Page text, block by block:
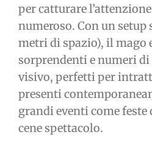
per catturare
numeroso. Con un setup
metri di spazio), il mago
sorprendenti e numeri
visivo, perfetti per
presenti
grandi eventi come feste
cene spettacolo.